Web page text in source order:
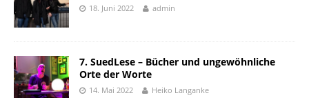
18. Juni 2022 admin
7. SuedLese – Bücher und ungewöhnliche
Orte der Worte
14. Mai 2022 Heiko Langanke